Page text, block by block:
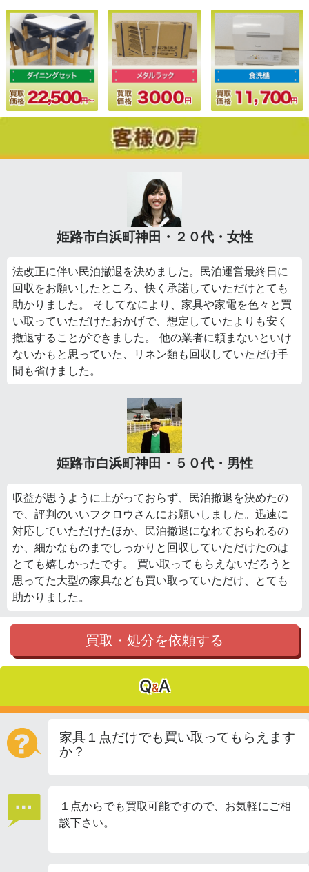
姫路市白浜町神田・２０代・女性
法改正に伴い民泊撤退を決めました。民泊運営最終日に
回収をお願いしたところ、快く承諾していただけとても
助かりました。 そしてなにより、家具や家電を色々と買
い取っていただけたおかげで、想定していたよりも安く
撤退することができました。 他の業者に頼まないといけ
ないかもと思っていた、リネン類も回収していただけ手
間も省けました。
姫路市白浜町神田・５０代・男性
収益が思うように上がっておらず、民泊撤退を決めたの
で、評判のいいフクロウさんにお願いしました。迅速に
対応していただけたほか、民泊撤退になれておられるの
か、細かなものまでしっかりと回収していただけたのは
とても嬉しかったです。 買い取ってもらえないだろうと
思ってた大型の家具なども買い取っていただけ、とても
助かりました。
買取・処分を依頼する
Q&A
家具１点だけでも買い取ってもらえます
か？
１点からでも買取可能ですので、お気軽にご相
談下さい。